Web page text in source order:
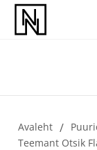
Avaleht /
Teemant Otsik